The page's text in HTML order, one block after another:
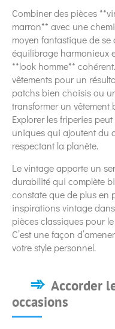
Combiner des pièces
marron** avec une
moyen fantastique de
équilibrage harmonieux
**look homme**
vêtements pour un
patchs bien choisis ou
transformer un
Explorer les friperies
uniques qui ajoutent du
respectant la planète.
Le vintage apporte un
durabilité qui complète
constate que de plus en
inspirations vintage
pièces classiques pour
C’est une façon
votre style personnel.
Accorder
occasions